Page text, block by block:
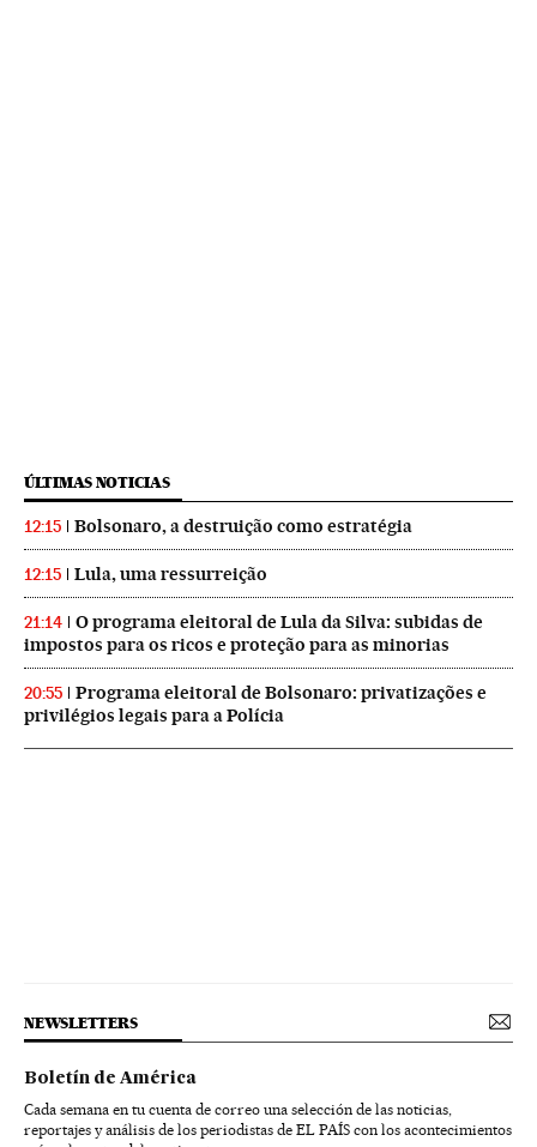
ÚLTIMAS NOTICIAS
12:15 Bolsonaro, a destruição como estratégia
12:15 Lula, uma ressurreição
21:14
O programa eleitoral de Lula da Silva: subidas de
impostos para os ricos e proteção para as minorias
20:55
Programa eleitoral de Bolsonaro: privatizações e
privilégios legais para a Polícia
NEWSLETTERS
Boletín de América
Cada semana en tu cuenta de correo una selección de las noticias,
reportajes y análisis de los periodistas de EL PAÍS con los acontecimientos